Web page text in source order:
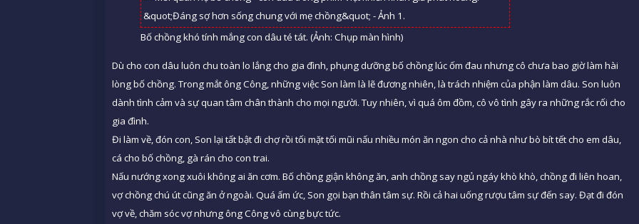
Bố chồng khó tính mắng con dâu té tát. (Ảnh: Chụp màn hình)
Dù cho con dâu luôn chu toàn lo lắng cho gia đình, phụng dưỡng bố chồng lúc ốm đau nhưng cô chưa bao giờ làm hài
lòng bố chồng. Trong mắt ông Công, những việc Son làm là lẽ đương nhiên, là trách nhiệm của phận làm dâu. Son luôn
dành tình cảm và sự quan tâm chân thành cho mọi người. Tuy nhiên, vì quá ôm đồm, cô vô tình gây ra những rắc rối cho
gia đình.
Đi làm về, đón con, Son lại tất bật đi chợ rồi tối mặt tối mũi nấu nhiều món ăn ngon cho cả nhà như bò bít tết cho em dâu,
cá cho bố chồng, gà rán cho con trai.
Nấu nướng xong xuôi không ai ăn cơm. Bố chồng giận không ăn, anh chồng say ngủ ngáy khò khò, chồng đi liên hoan,
vợ chồng chú út cũng ăn ở ngoài. Quá ấm ức, Son gọi bạn thân tâm sự. Rồi cả hai uống rượu tâm sự đến say. Đạt đi đón
vợ về, chăm sóc vợ nhưng ông Công vô cùng bực tức.